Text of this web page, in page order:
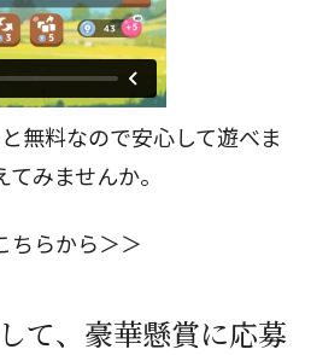
無料なので安心して遊べま
みませんか。
ちらから＞＞
て、豪華懸賞に応募